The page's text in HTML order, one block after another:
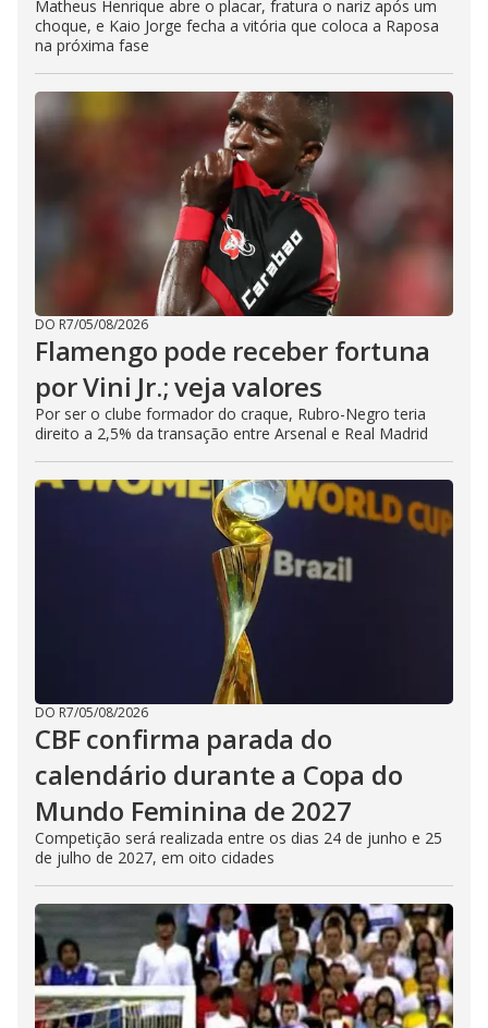
Matheus Henrique abre o placar, fratura o nariz após um
choque, e Kaio Jorge fecha a vitória que coloca a Raposa
na próxima fase
DO R7/05/08/2026
Flamengo pode receber fortuna
por Vini Jr.; veja valores
Por ser o clube formador do craque, Rubro-Negro teria
direito a 2,5% da transação entre Arsenal e Real Madrid
DO R7/05/08/2026
CBF confirma parada do
calendário durante a Copa do
Mundo Feminina de 2027
Competição será realizada entre os dias 24 de junho e 25
de julho de 2027, em oito cidades